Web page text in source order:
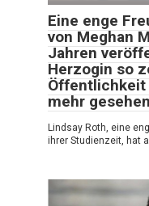
Eine enge
von Meghan
Jahren
Herzogin so
Öffentlichkeit
mehr
Lindsay Roth, eine
ihrer Studienzeit, hat